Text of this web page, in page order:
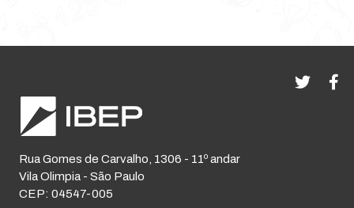
Rua Gomes de Carvalho, 1306 - 11º andar
Vila Olimpia - São Paulo
CEP: 04547-005